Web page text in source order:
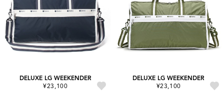
DELUXE LG WEEKENDER
¥23,100
DELUXE LG WEEKENDER
¥23,100